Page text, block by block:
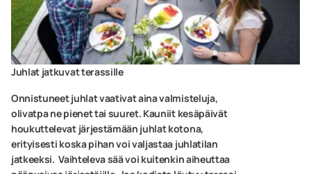
Juhlat jatkuvat terassille
Onnistuneet juhlat vaativat aina valmisteluja,
olivatpa ne pienet tai suuret. Kauniit kesäpäivät
houkuttelevat järjestämään juhlat kotona,
erityisesti koska pihan voi valjastaa juhlatilan
jatkeeksi. Vaihteleva sää voi kuitenkin aiheuttaa